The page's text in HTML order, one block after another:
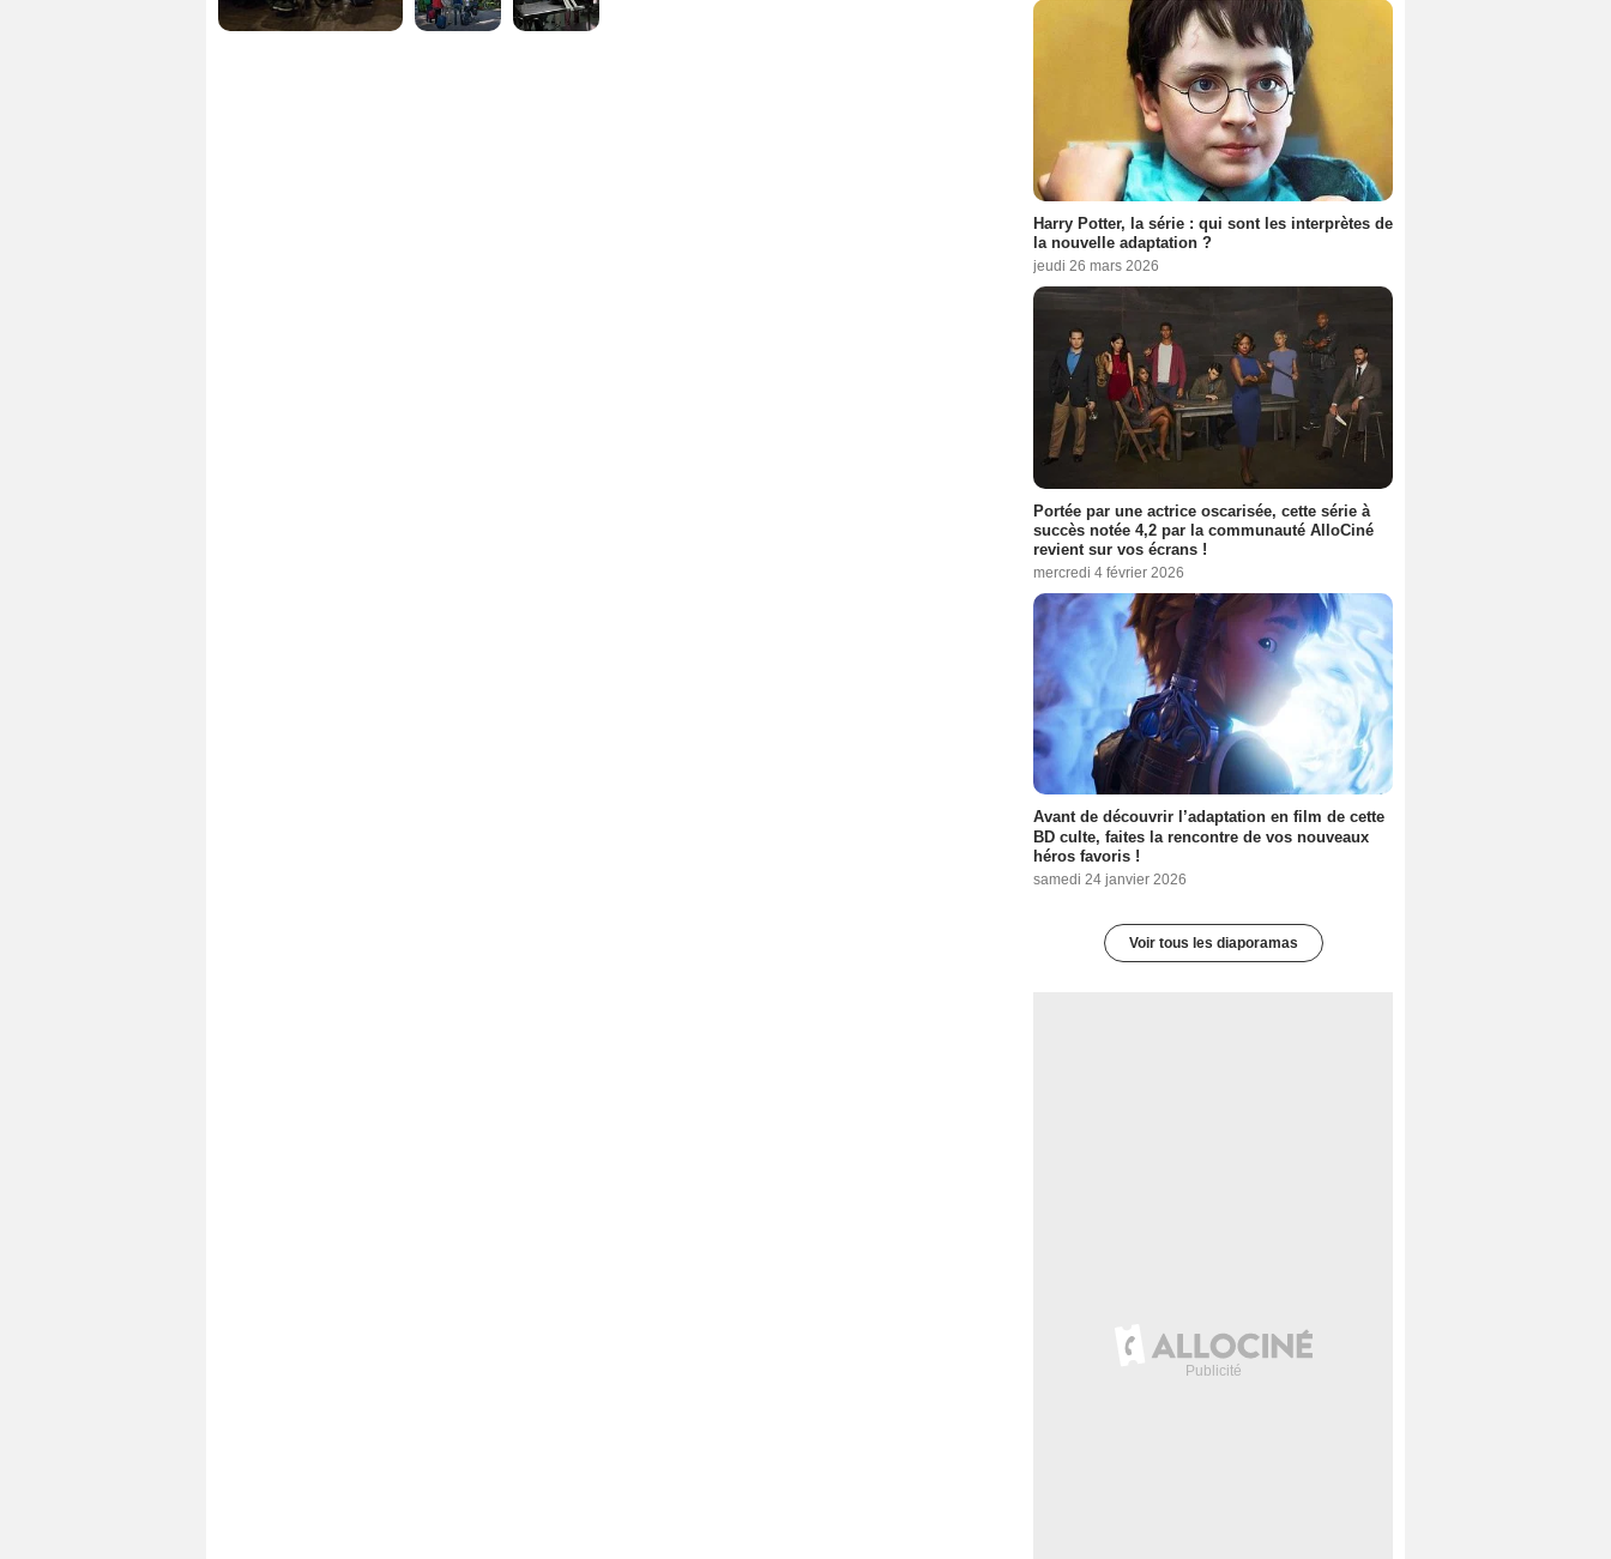
Harry Potter, la série : qui sont les interprètes de
la nouvelle adaptation ?
jeudi 26 mars 2026
Portée par une actrice oscarisée, cette série à
succès notée 4,2 par la communauté AlloCiné
revient sur vos écrans !
mercredi 4 février 2026
Avant de découvrir l’adaptation en film de cette
BD culte, faites la rencontre de vos nouveaux
héros favoris !
samedi 24 janvier 2026
Voir tous les diaporamas